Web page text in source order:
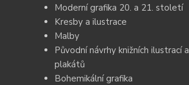
Moderní grafika 20. a 21. století
Kresby a ilustrace
Malby
Původní návrhy knižních ilustrací a
plakátů
Bohemikální grafika